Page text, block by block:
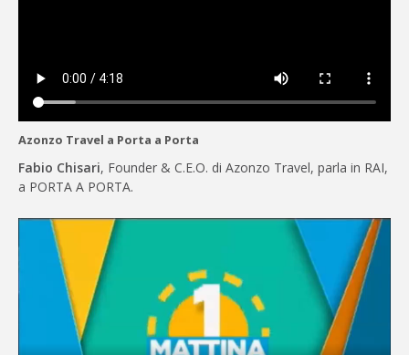
Azonzo Travel a Porta a Porta
Fabio Chisari, Founder & C.E.O. di Azonzo Travel, parla in RAI,
a PORTA A PORTA.